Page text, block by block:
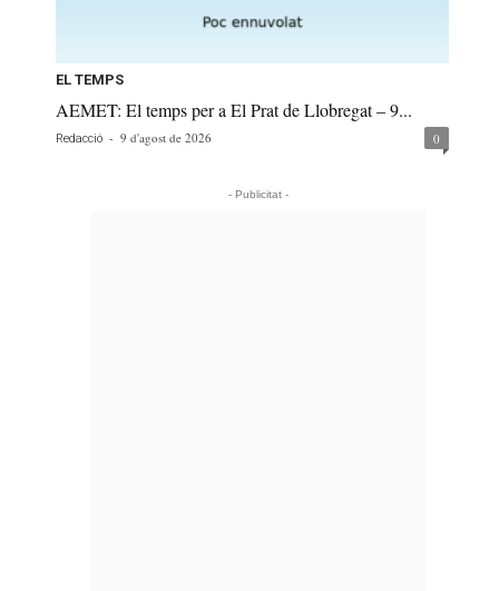
EL TEMPS
AEMET: El temps per a El Prat de Llobregat – 9...
Redacció - 9 d'agost de 2026 0
- Publicitat -